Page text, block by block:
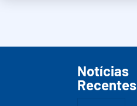
Notícias
Recentes